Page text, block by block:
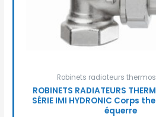
Robinets radiateurs
ROBINETS RADIATEURS
SÉRIE IMI HYDRONIC Corps
équerre